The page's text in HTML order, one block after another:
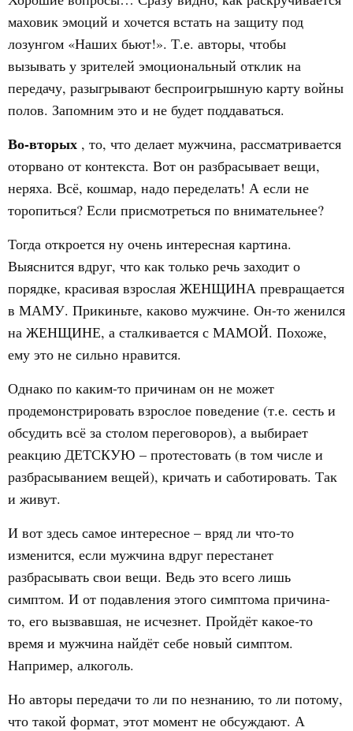
маховик эмоций и хочется встать на защиту под
лозунгом «Наших бьют!». Т.е. авторы, чтобы
вызывать у зрителей эмоциональный отклик на
передачу, разыгрывают беспроигрышную карту войны
полов. Запомним это и не будет поддаваться.
Во-вторых , то, что делает мужчина, рассматривается
оторвано от контекста. Вот он разбрасывает вещи,
неряха. Всё, кошмар, надо переделать! А если не
торопиться? Если присмотреться по внимательнее?
Тогда откроется ну очень интересная картина.
Выяснится вдруг, что как только речь заходит о
порядке, красивая взрослая ЖЕНЩИНА превращается
в МАМУ. Прикиньте, каково мужчине. Он-то женился
на ЖЕНЩИНЕ, а сталкивается с МАМОЙ. Похоже,
ему это не сильно нравится.
Однако по каким-то причинам он не может
продемонстрировать взрослое поведение (т.е. сесть и
обсудить всё за столом переговоров), а выбирает
реакцию ДЕТСКУЮ – протестовать (в том числе и
разбрасыванием вещей), кричать и саботировать. Так
и живут.
И вот здесь самое интересное – вряд ли что-то
изменится, если мужчина вдруг перестанет
разбрасывать свои вещи. Ведь это всего лишь
симптом. И от подавления этого симптома причина-
то, его вызвавшая, не исчезнет. Пройдёт какое-то
время и мужчина найдёт себе новый симптом.
Например, алкоголь.
Но авторы передачи то ли по незнанию, то ли потому,
что такой формат, этот момент не обсуждают. А